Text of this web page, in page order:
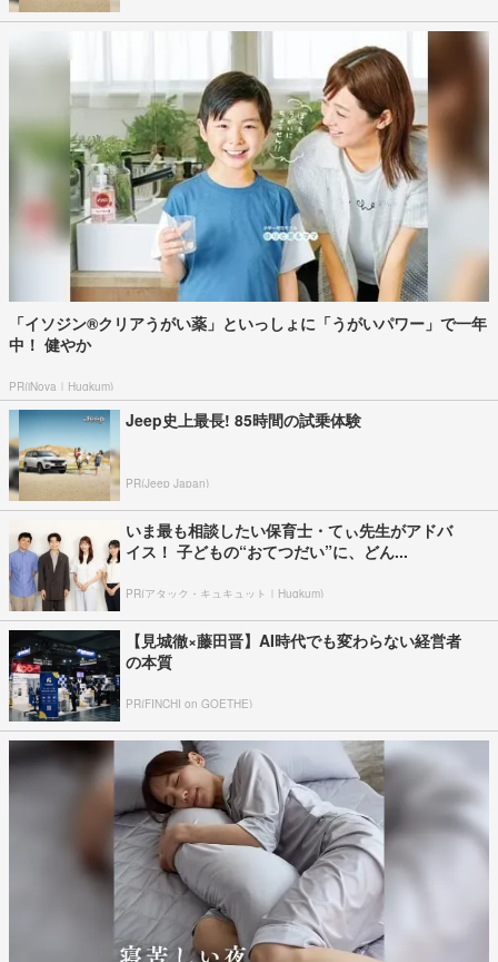
「イソジン®クリアうがい薬」といっしょに「うがいパワー」で一年
中！ 健やか
PR(iNova｜Hugkum)
Jeep史上最長! 85時間の試乗体験
PR(Jeep Japan)
いま最も相談したい保育士・てぃ先生がアドバ
イス！ 子どもの“おてつだい”に、どん...
PR(アタック・キュキュット｜Hugkum)
【見城徹×藤田晋】AI時代でも変わらない経営者
の本質
PR(FINCHI on GOETHE)